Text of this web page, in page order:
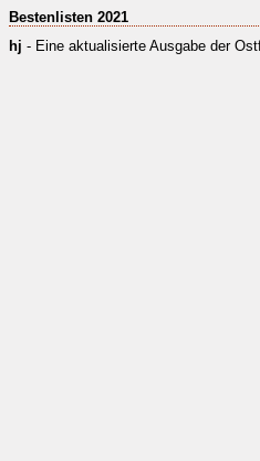
Bestenlisten 2021
hj - Eine aktualisierte Ausgabe der